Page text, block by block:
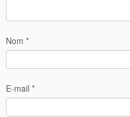
Nom *
E-mail *